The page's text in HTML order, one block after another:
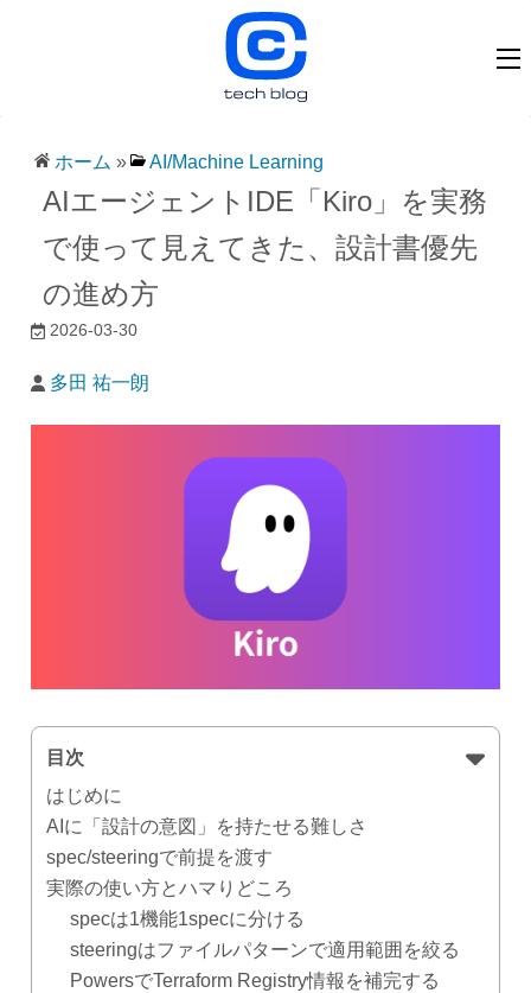
ホーム » AI/Machine Learning
AIエージェントIDE「Kiro」を実務
で使って見えてきた、設計書優先
の進め方
2026-03-30
多田 祐一朗
目次
はじめに
AIに「設計の意図」を持たせる難しさ
spec/steeringで前提を渡す
実際の使い方とハマりどころ
specは1機能1specに分ける
steeringはファイルパターンで適用範囲を絞る
PowersでTerraform Registry情報を補完する